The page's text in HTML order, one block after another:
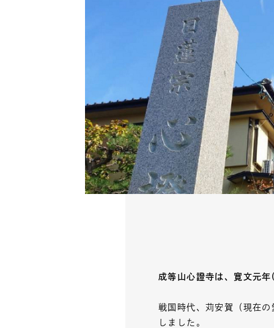
成等山心證寺は、寛文元
戦国時代、苅安賀（現在
しました。